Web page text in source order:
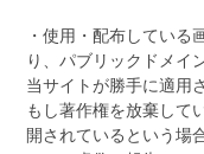
・使用・配布している
り、パブリックドメイ
当サイトが勝手に適用
もし著作権を放棄して
開されているという場